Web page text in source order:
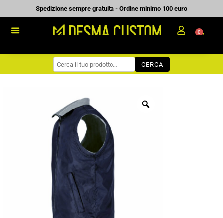
al
contenuto
Spedizione sempre gratuita - Ordine minimo 100 euro
WORKWEAR
CHI SIAMO
CONTATTI
0
CERCA